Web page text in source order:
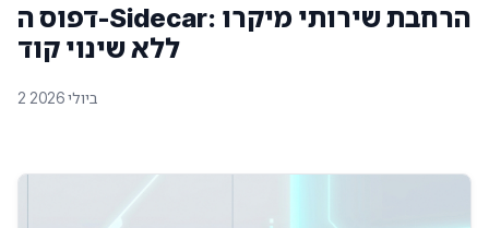
דפוס ה-Sidecar: הרחבת שירותי מיקרו
ללא שינוי קוד
2 ביולי 2026